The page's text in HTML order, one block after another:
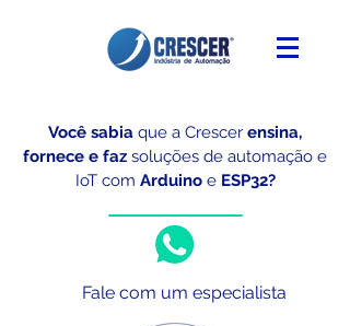
Você sabia que a Crescer ensina,
fornece e faz soluções de automação e
IoT com Arduino e ESP32?
Fale com um especialista